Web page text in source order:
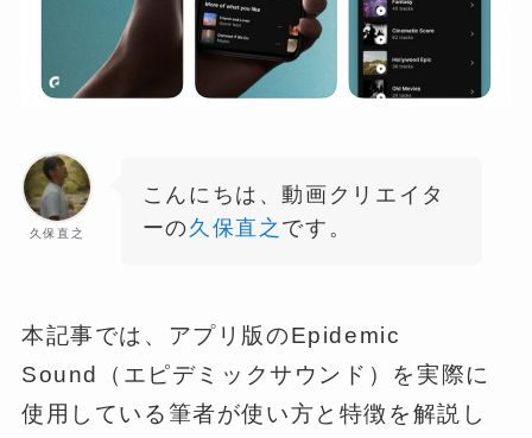
久保直之
こんにちは、動画クリエイタ
ーの久保直之 です。
本記事では、アプリ版のEpidemic
Sound（エピデミックサウンド）を実際に
使用している筆者が使い方と特徴を解説し